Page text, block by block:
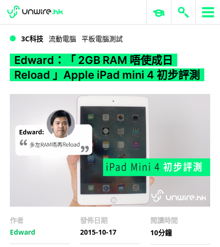
WWDC 2026 ERP 與商業 AI
3C科技 流動電腦 平板電腦測試
Edward：「 2GB RAM 唔使成日
Reload 」Apple iPad mini 4 初步評測
作者
Edward
發佈日期
2015-10-17
閱讀時間
10分鐘